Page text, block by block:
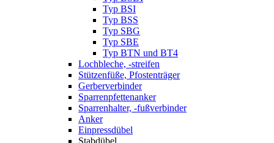
Typ BSI
Typ BSS
Typ SBG
Typ SBE
Typ BTN und BT4
Lochbleche, -streifen
Stützenfüße, Pfostenträger
Gerberverbinder
Sparrenpfettenanker
Sparrenhalter, -fußverbinder
Anker
Einpressdübel
Stabdübel